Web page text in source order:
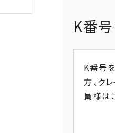
K番
K番号
方、 ク
員様は